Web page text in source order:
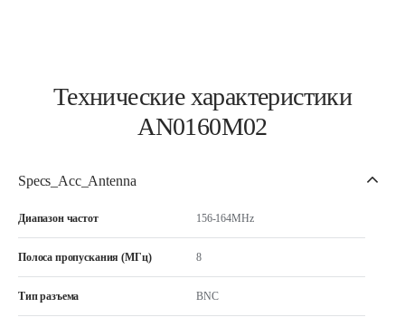
Технические характеристики
AN0160M02
Specs_Acc_Antenna
Диапазон частот 156-164MHz
Полоса пропускания (МГц) 8
Тип разъема BNC